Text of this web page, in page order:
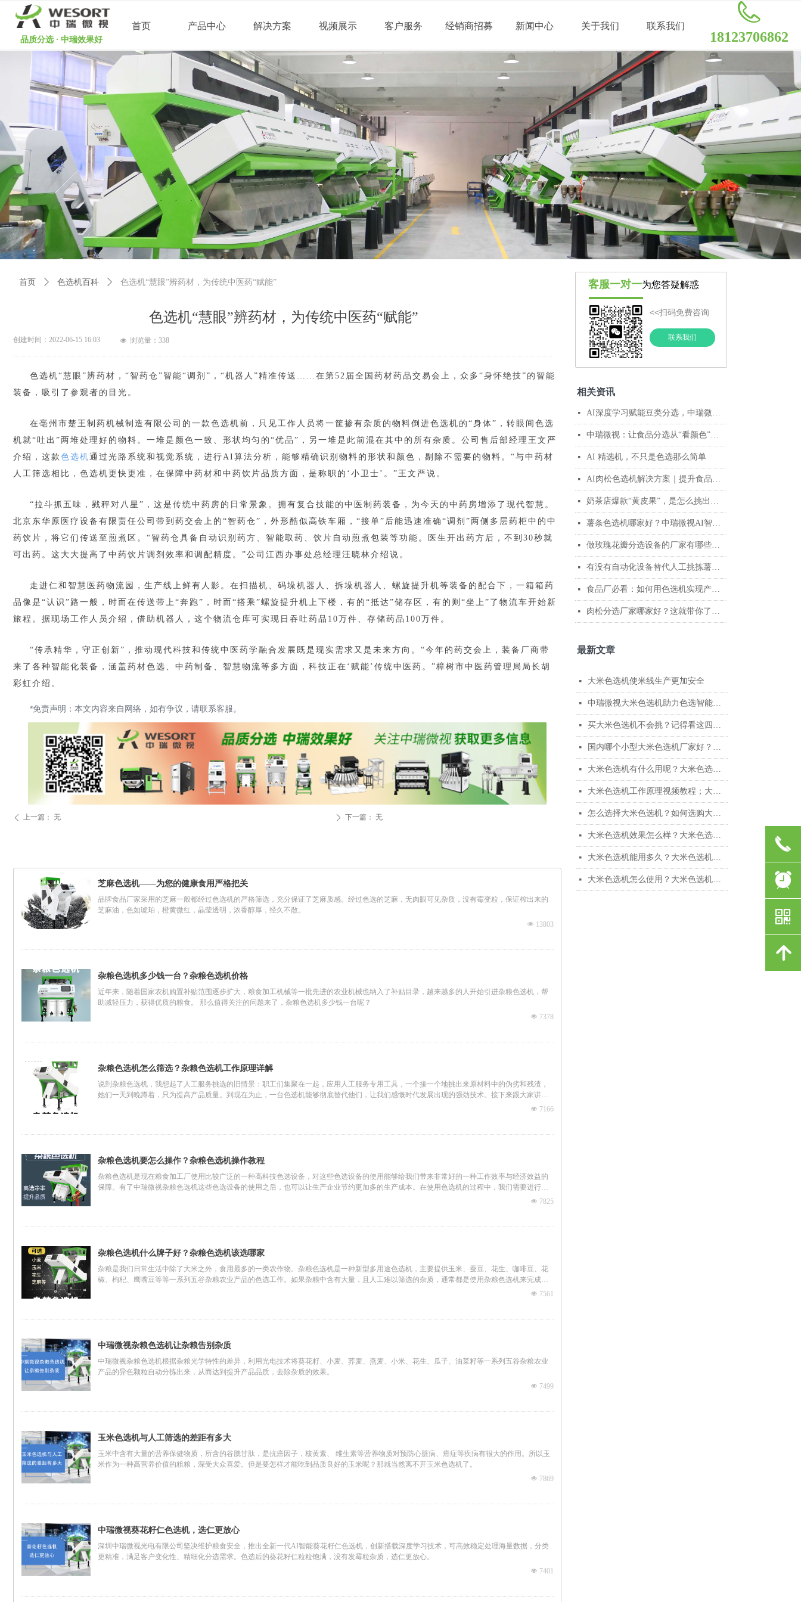
品质分选 · 中瑞效果好 18123706862
首页 产品中心 解决方案 视频展示 客户服务 经销商招募 新闻中心 关于我们 联系我们
首页 ꄲ 色选机百科 ꄲ 色选机“慧眼”辨药材，为传统中医药“赋能”
色选机“慧眼”辨药材，为传统中医药“赋能”
创建时间： 2022-06-15 16:03 넶 浏览量： 338
色选机“慧眼”辨药材，“智药仓”智能“调剂”，“机器人”精准传送……在第52届全国药材药品交易会上，众多“身怀绝技”的智能
装备，吸引了参观者的目光。
在亳州市楚王制药机械制造有限公司的一款色选机前，只见工作人员将一筐掺有杂质的物料倒进色选机的“身体”，转眼间色选
机就“吐出”两堆处理好的物料。一堆是颜色一致、形状均匀的“优品”，另一堆是此前混在其中的所有杂质。公司售后部经理王文严
介绍，这款 色选机通过光路系统和视觉系统，进行AI算法分析，能够精确识别物料的形状和颜色，剔除不需要的物料。“与中药材
人工筛选相比，色选机更快更准，在保障中药材和中药饮片品质方面，是称职的‘小卫士’。”王文严说。
“拉斗抓五味，戥秤对八星”，这是传统中药房的日常景象。拥有复合技能的中医制药装备，为今天的中药房增添了现代智慧。
北京东华原医疗设备有限责任公司带到药交会上的“智药仓”，外形酷似高铁车厢，“接单”后能迅速准确“调剂”两侧多层药柜中的中
药饮片，将它们传送至煎煮区。“智药仓具备自动识别药方、智能取药、饮片自动煎煮包装等功能。医生开出药方后，不到30秒就
可出药。这大大提高了中药饮片调剂效率和调配精度。”公司江西办事处总经理汪晓林介绍说。
走进仁和智慧医药物流园，生产线上鲜有人影。在扫描机、码垛机器人、拆垛机器人、螺旋提升机等装备的配合下，一箱箱药
品像是“认识”路一般，时而在传送带上“奔跑”，时而“搭乘”螺旋提升机上下楼，有的“抵达”储存区，有的则“坐上”了物流车开始新
旅程。据现场工作人员介绍，借助机器人，这个物流仓库可实现日吞吐药品10万件、存储药品100万件。
“传承精华，守正创新”，推动现代科技和传统中医药学融合发展既是现实需求又是未来方向。“今年的药交会上，装备厂商带
来了各种智能化装备，涵盖药材色选、中药制备、智慧物流等多方面，科技正在‘赋能’传统中医药。”樟树市中医药管理局局长胡
彩虹介绍。
넷 AI深度学习赋能豆类分选，中瑞微视助力企业抢占高端市场
넷 中瑞微视：让食品分选从“看颜色”迈向“懂品质”
넷 AI 精选机，不只是色选那么简单
넷 AI肉松色选机解决方案｜提升食品安全与品质的智能分选设备
넷 奶茶店爆款“黄皮果”，是怎么挑出来的?答案藏在这台AI色选机里
넷 薯条色选机哪家好？中瑞微视AI智能分选解决方案
넷 做玫瑰花瓣分选设备的厂家有哪些？哪家技术比较成熟？
넷 有没有自动化设备替代人工挑拣薯条？中瑞微视AI色选机给出高效解决方案
넷 食品厂必看：如何用色选机实现产线无缝融合
넷 肉松分选厂家哪家好？这就带你了解中瑞微视智能分选的真正实力
相关资讯
客服一对一为您答疑解惑
<<扫码免费咨询
联系我们
넷 大米色选机使米线生产更加安全
넷 中瑞微视大米色选机助力色选智能升级
넷 买大米色选机不会挑？记得看这四个参数
넷 国内哪个小型大米色选机厂家好？国内小型色选机厂家排名
넷 大米色选机有什么用呢？大米色选机的作用
넷 大米色选机工作原理视频教程；大米色选机工作演示
넷 怎么选择大米色选机？如何选购大米色选机
넷 大米色选机效果怎么样？大米色选机的优点
넷 大米色选机能用多久？大米色选机的使用期限
넷 大米色选机怎么使用？大米色选机的操作流程
最新文章
芝麻色选机——为您的健康食用严格把关
品牌食品厂家采用的芝麻一般都经过色选机的严格筛选，充分保证了芝麻质感。经过色选的芝麻，无肉眼可见杂质，没有霉变粒，保证榨出来的
芝麻油，色如琥珀，橙黄微红，晶莹透明，浓香醇厚，经久不散。
넶 13803
杂粮色选机多少钱一台？杂粮色选机价格
近年来，随着国家农机购置补贴范围逐步扩大，粮食加工机械等一批先进的农业机械也纳入了补贴目录，越来越多的人开始引进杂粮色选机，帮
助减轻压力，获得优质的粮食。 那么值得关注的问题来了，杂粮色选机多少钱一台呢？
넶 7378
杂粮色选机怎么筛选？杂粮色选机工作原理详解
说到杂粮色选机，我想起了人工服务挑选的旧情景：职工们集聚在一起，应用人工服务专用工具，一个接一个地挑出来原材料中的伪劣和残渣，
她们一天到晚蹲着，只为提高产品质量。到现在为止，一台色选机能够彻底替代他们，让我们感慨时代发展出现的强劲技术。接下来跟大家讲解
넶 7166
杂粮色选机要怎么操作？杂粮色选机操作教程
杂粮色选机是现在粮食加工厂使用比较广泛的一种高科技色选设备，对这些色选设备的使用能够给我们带来非常好的一种工作效率与经济效益的
保障。有了中瑞微视杂粮色选机这些色选设备的使用之后，也可以让生产企业节约更加多的生产成本。在使用色选机的过程中，我们需要进行正
넶 7825
杂粮色选机什么牌子好？杂粮色选机该选哪家
杂粮是我们日常生活中除了大米之外，食用最多的一类农作物。杂粮色选机是一种新型多用途色选机，主要提供玉米、蚕豆、花生、咖啡豆、花
椒、枸杞、鹰嘴豆等等一系列五谷杂粮农业产品的色选工作。如果杂粮中含有大量，且人工难以筛选的杂质，通常都是使用杂粮色选机来完成。
넶 7561
中瑞微视杂粮色选机让杂粮告别杂质
中瑞微视杂粮色选机根据杂粮光学特性的差异，利用光电技术将葵花籽、小麦、荞麦、燕麦、小米、花生、瓜子、油菜籽等一系列五谷杂粮农业
产品的异色颗粒自动分拣出来，从而达到提升产品品质，去除杂质的效果。
넶 7499
玉米色选机与人工筛选的差距有多大
玉米中含有大量的营养保健物质，所含的谷胱甘肽，是抗癌因子，核黄素、 维生素等营养物质对预防心脏病、癌症等疾病有很大的作用。所以玉
米作为一种高营养价值的粗粮，深受大众喜爱。但是要怎样才能吃到品质良好的玉米呢？那就当然离不开玉米色选机了。
넶 7869
中瑞微视葵花籽仁色选机，选仁更放心
深圳中瑞微视光电有限公司坚决维护粮食安全，推出全新一代AI智能葵花籽仁色选机，创新搭载深度学习技术，可高效稳定处理海量数据，分类
更精准，满足客户变化性、精细化分选需求。色选后的葵花籽仁粒粒饱满，没有发霉粒杂质，选仁更放心。
넶 7401
ꄴ 上一篇： 无 ꄲ 下一篇： 无
*免责声明：本文内容来自网络，如有争议，请联系客服。
끅
뀥
낃
녕